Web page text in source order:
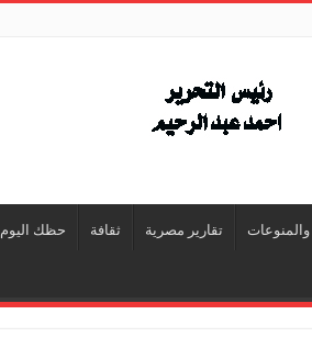
والمنوعات تقارير مصرية ثقافة حظك اليوم